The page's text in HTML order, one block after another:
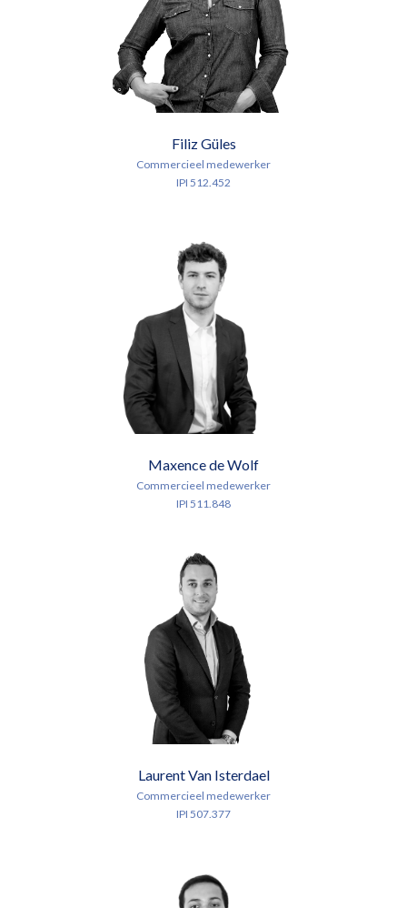
Filiz Güles
Commercieel medewerker
IPI 512.452
Maxence de Wolf
Commercieel medewerker
IPI 511.848
Laurent Van Isterdael
Commercieel medewerker
IPI 507.377